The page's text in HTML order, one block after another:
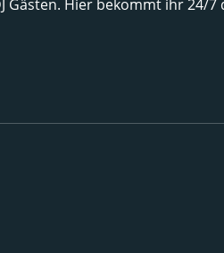
Gästen. Hier bekommt ihr 24/7